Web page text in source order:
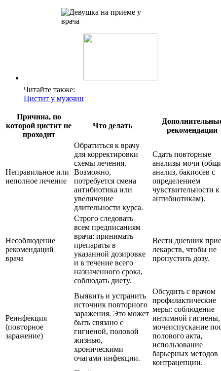
Читайте также:
Цистит у мужчин
Причина, по
которой цистит не
проходит
Что делать
рекомендации
Неправильное или
неполное лечение
Обратиться к врачу
для корректировки
схемы лечения.
Возможно,
потребуется смена
антибиотика или
увеличение
длительности курса.
Сдать повторные
анализы мочи
анализ, бакпосев с
определением
чувствительности к
антибиотикам).
Несоблюдение
рекомендаций
врача
Строго следовать
всем предписаниям
врача: принимать
препараты в
указанной дозировке
и в течение всего
назначенного срока,
соблюдать диету.
Вести дневник
лекарств, чтобы не
пропустить дозу.
Реинфекция
(повторное
заражение)
Выявить и устранить
источник повторного
заражения. Это может
быть связано с
гигиеной, половой
жизнью,
хроническими
очагами инфекции.
Обсудить с врачом
профилактические
меры: соблюдение
интимной гигиены,
мочеиспускание
полового акта,
использование
барьерных методов
контрацепции.